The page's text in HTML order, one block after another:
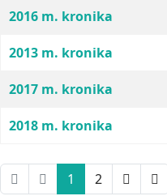
2016 m. kronika
2013 m. kronika
2017 m. kronika
2018 m. kronika
1 2